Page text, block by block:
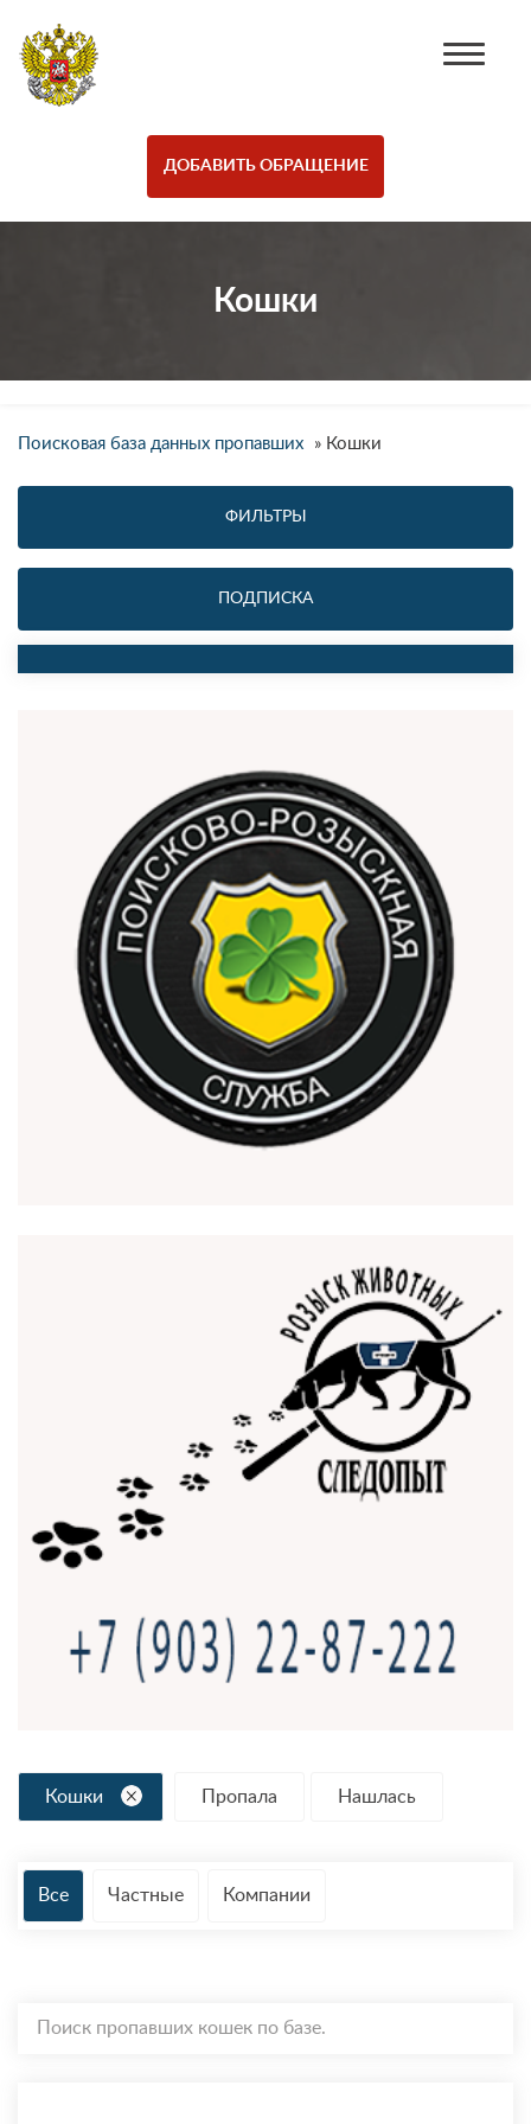
ДОБАВИТЬ ОБРАЩЕНИЕ
Кошки
Поисковая база данных пропавших » Кошки
ФИЛЬТРЫ
ПОДПИСКА
Кошки Пропала Нашлась
Все Частные Компании
Поиск пропавших кошек по базе.